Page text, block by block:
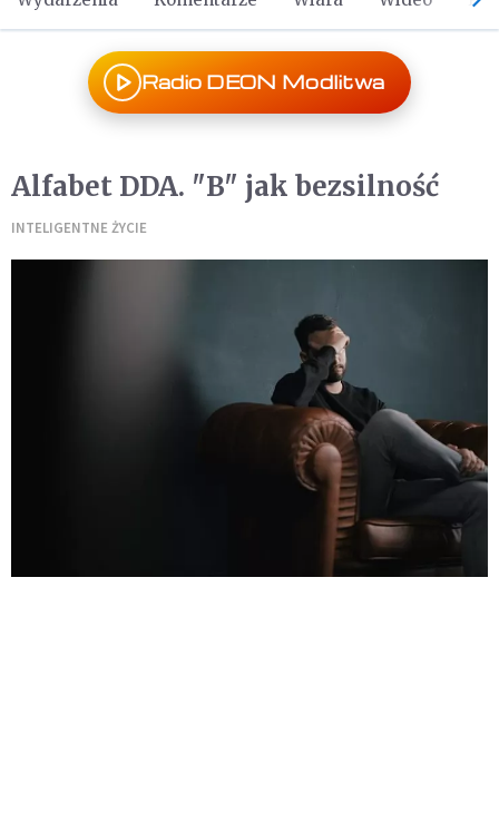
Radio DEON Modlitwa
Alfabet DDA. "B" jak bezsilność
INTELIGENTNE ŻYCIE